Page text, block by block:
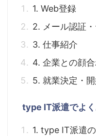
1. Web登録
2. メール認証
3. 仕事紹介
4. 企業との顔
5. 就業決定・
type IT派遣でよ
1. type IT派遣